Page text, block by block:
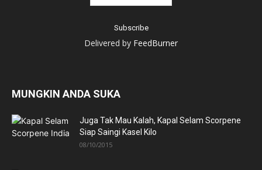
Delivered by FeedBurner
MUNGKIN ANDA SUKA
Juga Tak Mau Kalah, Kapal Selam Scorpene
Siap Saingi Kasel Kilo
08/10/2015